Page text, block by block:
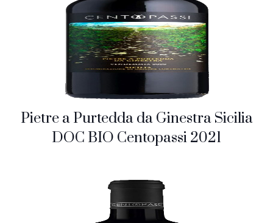
Pietre a Purtedda da Ginestra Sicilia
DOC BIO Centopassi 2021